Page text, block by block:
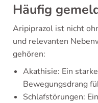
Häufig
Aripiprazol ist nicht
und relevanten
gehören:
Akathisie: Ein
Bewegungsdrang
Schlafstörungen: